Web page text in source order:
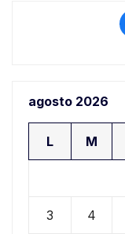
agosto 2026
L M
3 4